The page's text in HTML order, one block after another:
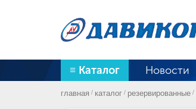
≡ Каталог Новости
главная / каталог / резервированные /